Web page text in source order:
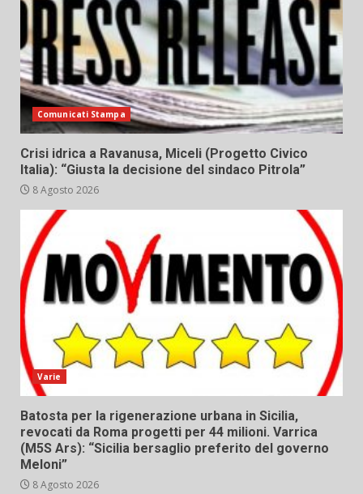
Comunicati Stampa
Crisi idrica a Ravanusa, Miceli (Progetto Civico
Italia): “Giusta la decisione del sindaco Pitrola”
8 Agosto 2026
Varie
Batosta per la rigenerazione urbana in Sicilia,
revocati da Roma progetti per 44 milioni. Varrica
(M5S Ars): “Sicilia bersaglio preferito del governo
Meloni”
8 Agosto 2026